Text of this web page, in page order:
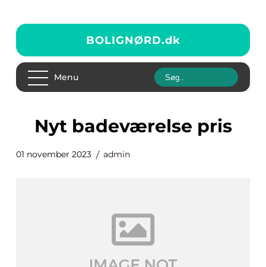
BOLIGNØRD.dk
Menu
nyt badeværelse pris
01 november 2023 admin